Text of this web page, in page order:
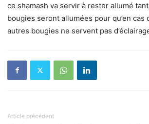
ce shamash va servir à rester allumé
bougies seront allumées pour qu’en cas
autres bougies ne servent pas
Article précédent